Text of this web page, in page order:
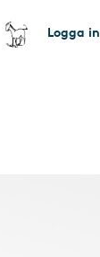
Logga in